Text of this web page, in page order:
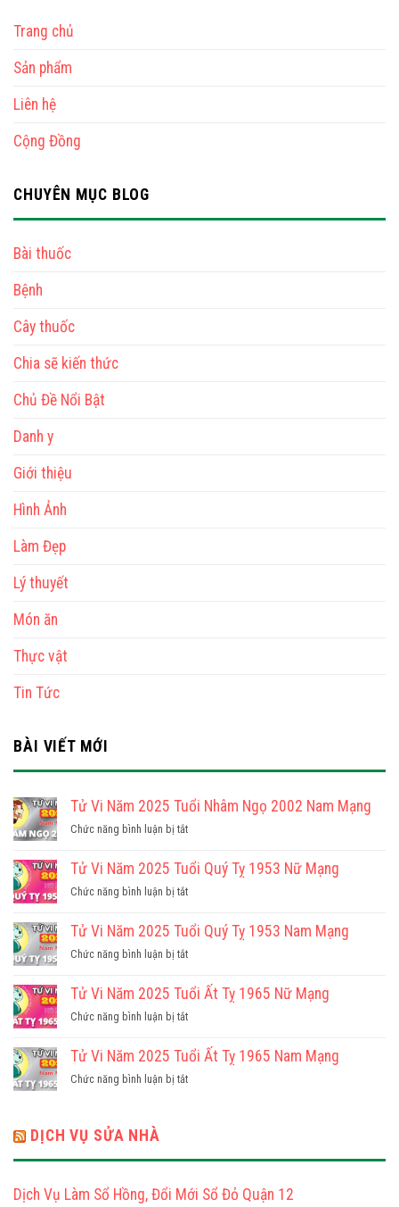
Trang chủ
Sản phẩm
Liên hệ
Cộng Đồng
CHUYÊN MỤC BLOG
Bài thuốc
Bệnh
Cây thuốc
Chia sẽ kiến thức
Chủ Đề Nổi Bật
Danh y
Giới thiệu
Hình Ảnh
Làm Đẹp
Lý thuyết
Món ăn
Thực vật
Tin Tức
BÀI VIẾT MỚI
Tử Vi Năm 2025 Tuổi Nhâm Ngọ 2002 Nam Mạng
Chức năng bình luận bị tắtở
Vi
Năm
2025
Nhâm
Mạng
Tử Vi Năm 2025 Tuổi Quý Tỵ 1953 Nữ Mạng
Chức năng bình luận bị tắtở
Vi
Năm
2025
Quý
Mạng
Tử Vi Năm 2025 Tuổi Quý Tỵ 1953 Nam Mạng
Chức năng bình luận bị tắtở
Vi
Năm
2025
Quý
Tử Vi Năm 2025 Tuổi Ất Tỵ 1965 Nữ Mạng
Chức năng bình luận bị tắtở
Vi
Năm
2025
Mạng
Tử Vi Năm 2025 Tuổi Ất Tỵ 1965 Nam Mạng
Chức năng bình luận bị tắtở
Tuổi
Tỵ
DỊCH VỤ SỬA NHÀ
Dịch Vụ Làm Sổ Hồng, Đổi Mới Sổ Đỏ Quận 12